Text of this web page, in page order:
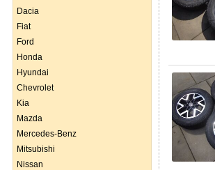
Dacia
Fiat
Ford
Honda
Hyundai
Chevrolet
Kia
Mazda
Mercedes-Benz
Mitsubishi
Nissan